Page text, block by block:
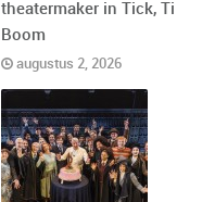
theatermaker in Tick, Tick,
Boom
augustus 2, 2026